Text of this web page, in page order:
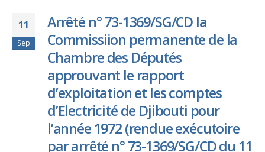
11
Sep
Arrêté n° 73-1369/SG/CD la
Commissiion permanente de la
Chambre des Députés
approuvant le rapport
d’exploitation et les comptes
d’Electricité de Djibouti pour
l’année 1972 (rendue exécutoire
par arrêté n° 73-1369/SG/CD du 11